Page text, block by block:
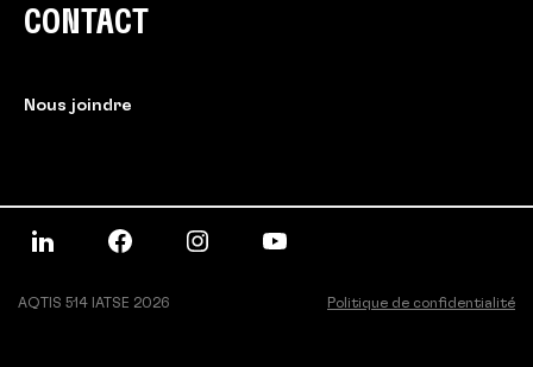
CONTACT
Nous joindre
AQTIS 514 IATSE 2026 Politique de confidentialité